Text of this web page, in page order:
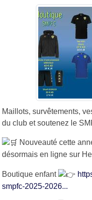
Maillots, survêtements,
du club et soutenez le
Nouveauté cette
désormais en ligne sur
Boutique enfant
smpfc-2025-2026...